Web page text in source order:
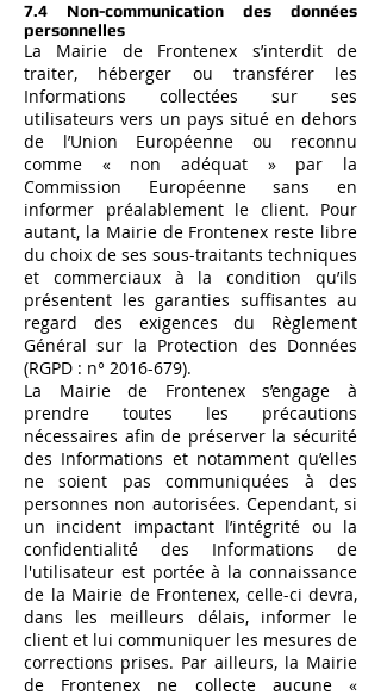
7.4 Non-communication des données
personnelles
La Mairie de Frontenex s’interdit de
traiter, héberger ou transférer les
Informations collectées sur ses
utilisateurs vers un pays situé en dehors
de l’Union Européenne ou reconnu
comme « non adéquat » par la
Commission Européenne sans en
informer préalablement le client. Pour
autant, la Mairie de Frontenex reste libre
du choix de ses sous-traitants techniques
et commerciaux à la condition qu’ils
présentent les garanties suffisantes au
regard des exigences du Règlement
Général sur la Protection des Données
(RGPD : n° 2016-679).
La Mairie de Frontenex s’engage à
prendre toutes les précautions
nécessaires afin de préserver la sécurité
des Informations et notamment qu’elles
ne soient pas communiquées à des
personnes non autorisées. Cependant, si
un incident impactant l’intégrité ou la
confidentialité des Informations de
l'utilisateur est portée à la connaissance
de la Mairie de Frontenex, celle-ci devra,
dans les meilleurs délais, informer le
client et lui communiquer les mesures de
corrections prises. Par ailleurs, la Mairie
de Frontenex ne collecte aucune «